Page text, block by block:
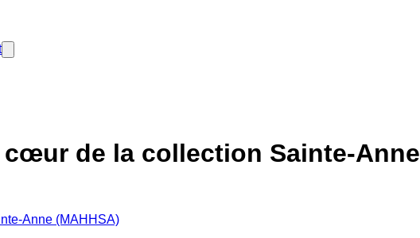
de la collection Sainte-Anne
Anne (MAHHSA)